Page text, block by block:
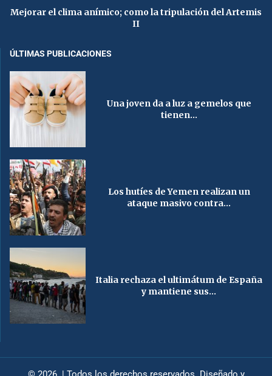
Mejorar el clima anímico; como la tripulación del Artemis
II
ÚLTIMAS PUBLICACIONES
Una joven da a luz a gemelos que
tienen...
Los hutíes de Yemen realizan un
ataque masivo contra...
Italia rechaza el ultimátum de España
y mantiene sus...